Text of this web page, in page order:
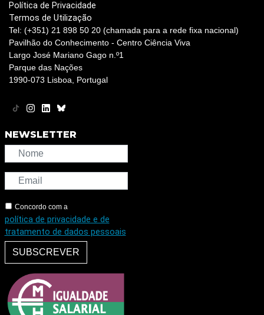
Política de Privacidade
Termos de Utilização
Tel: (+351) 21 898 50 20 (chamada para a rede fixa nacional)
Pavilhão do Conhecimento - Centro Ciência Viva
Largo José Mariano Gago n.º1
Parque das Nações
1990-073 Lisboa, Portugal
NEWSLETTER
Concordo com a
política de privacidade e de
tratamento de dados pessoais
SUBSCREVER